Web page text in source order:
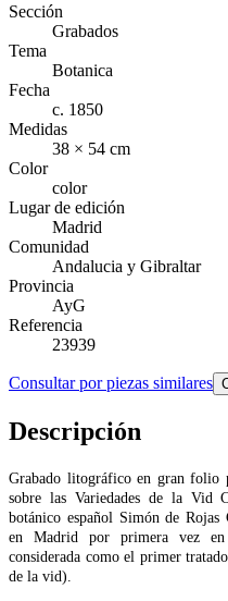
Sección
Grabados
Tema
Botanica
Fecha
c. 1850
Medidas
38 × 54 cm
Color
color
Lugar de edición
Madrid
Comunidad
Andalucia y Gibraltar
Provincia
AyG
Referencia
23939
Consultar por piezas similares
Descripción
Grabado litográfico en gran folio
sobre las Variedades de la Vid
botánico español Simón de
en Madrid por primera vez
considerada como el primer
de la vid).